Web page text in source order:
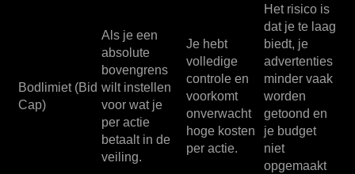
Bodlimiet (Bid
Cap)
Als je een
absolute
bovengrens
wilt instellen
voor wat je
per actie
betaalt in de
veiling.
Je hebt
volledige
controle en
voorkomt
onverwacht
hoge kosten
per actie.
Het risico is
dat je te laag
biedt, je
advertenties
minder vaak
worden
getoond en
je budget
niet
opgemaakt